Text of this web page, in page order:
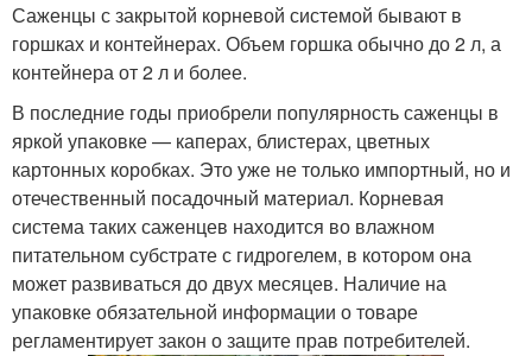
Саженцы с закрытой корневой системой бывают в
горшках и контейнерах. Объем горшка обычно до 2 л, а
контейнера от 2 л и более.
В последние годы приобрели популярность саженцы в
яркой упаковке — каперах, блистерах, цветных
картонных коробках. Это уже не только импортный, но и
отечественный посадочный материал. Корневая
система таких саженцев находится во влажном
питательном субстрате с гидрогелем, в котором она
может развиваться до двух месяцев. Наличие на
упаковке обязательной информации о товаре
регламентирует закон о защите прав потребителей.